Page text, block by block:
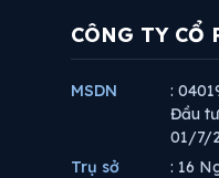
CÔNG TY CỔ
MSDN
:
Đầu
01/7/
Trụ sở
: 16